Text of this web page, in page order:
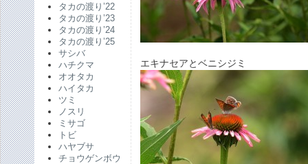
タカの渡り’22
タカの渡り’23
タカの渡り’24
タカの渡り’25
サシバ
ハチクマ
オオタカ
ハイタカ
ツミ
ノスリ
ミサゴ
トビ
ハヤブサ
チョウゲンボウ
エキナセアとベニシジミ